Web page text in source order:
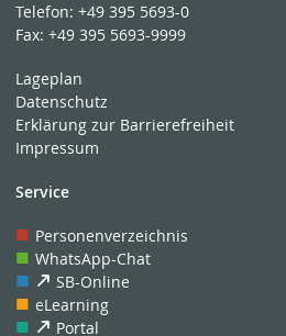
Telefon:+49 395 5693-0
Fax:+49 395 5693-9999
Lageplan
Datenschutz
Erklärung zur Barrierefreiheit
Impressum
Service
Personenverzeichnis
WhatsApp-Chat
SB-Online
eLearning
Portal